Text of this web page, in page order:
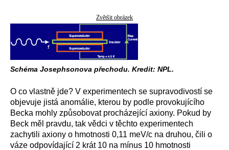
Zvětšit obrázek
Schéma Josephsonova přechodu. Kredit: NPL.
O co vlastně jde? V experimentech se supravodivostí se
objevuje jistá anomálie, kterou by podle provokujícího
Becka mohly způsobovat procházející axiony. Pokud by
Beck měl pravdu, tak vědci v těchto experimentech
zachytili axiony o hmotnosti 0,11 meV/c na druhou, čili o
váze odpovídající 2 krát 10 na mínus 10 hmotnosti